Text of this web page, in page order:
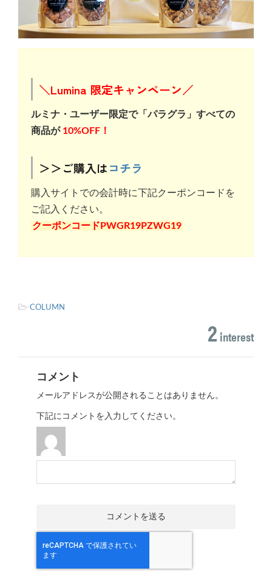
＼Lumina 限定キャンペーン／
ルミナ・ユーザー限定で「パラグラ」すべての
商品が 10%OFF！
＞＞ご購入はコチラ
購入サイトでの会計時に下記クーポンコードを
ご記入ください。
クーポンコードPWGR19PZWG19
-COLUMN
2interest
コメント
メールアドレスが公開されることはありません。
下記にコメントを入力してください。